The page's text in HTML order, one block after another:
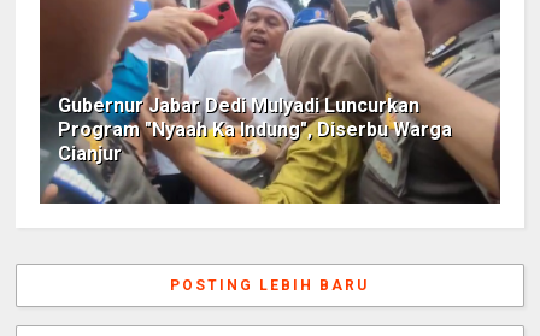
Gubernur Jabar Dedi Mulyadi Luncurkan
Program "Nyaah Ka Indung", Diserbu Warga
Cianjur
POSTING LEBIH BARU